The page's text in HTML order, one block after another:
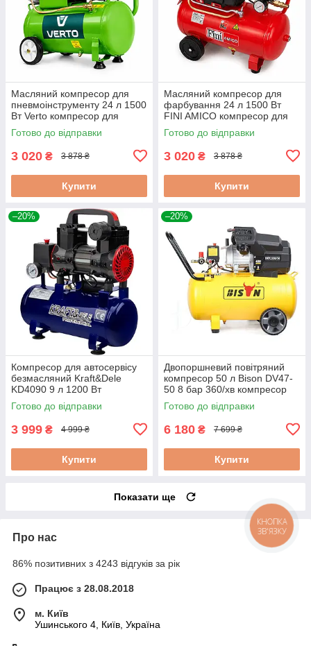
Масляний компресор для
пневмоінструменту 24 л 1500
Вт Verto компресор для
гаражного використання
Готово до відправки
3 020 ₴ 3 878 ₴
Купити
Масляний компресор для
фарбування 24 л 1500 Вт
FINI AMICO компресор для
фарбопульта та
фарбувальної роботи
Готово до відправки
3 020 ₴ 3 878 ₴
Купити
–20%
Компресор для автосервісу
безмасляний Kraft&Dele
KD4090 9 л 1200 Вт
поршневий компресор для
шиномонтажу
Готово до відправки
3 999 ₴ 4 999 ₴
Купити
–20%
Двопоршневий повітряний
компресор 50 л Bison DV47-
50 8 бар 360/хв компресор
повітряний електричний
масляний компресор
Готово до відправки
6 180 ₴ 7 699 ₴
Купити
Показати ще
Про нас
86% позитивних з 4243 відгуків за рік
Працює з 28.08.2018
м. Київ
Ушинського 4, Київ, Україна
КНОПКА
ЗВ'ЯЗКУ